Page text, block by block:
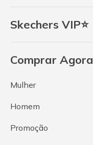
Skechers VIP⭐
Comprar Agora
Mulher
Homem
Promoção